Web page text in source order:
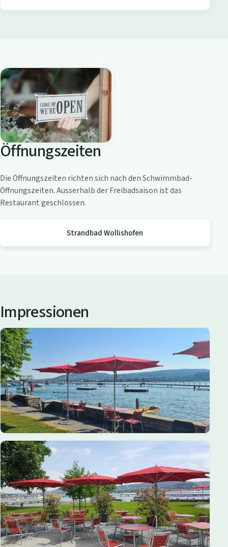
r
o
a
m
Z
ü
i
c
h
e
Öffnungszeiten
Die Öffnungszeiten richten sich nach den Schwimmbad-
Öffnungszeiten. Ausserhalb der Freibadsaison ist das
Restaurant geschlossen.
Strandbad Wollishofen
Impressionen